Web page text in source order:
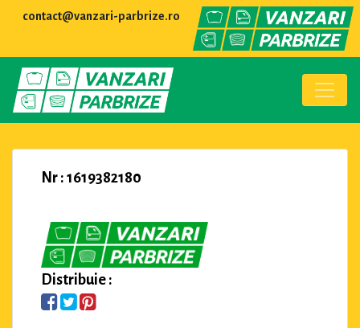
contact@vanzari-parbrize.ro
Nr : 1619382180
Distribuie :